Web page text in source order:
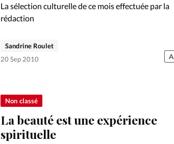
La sélection culturelle de ce mois effectuée par la
rédaction
Sandrine Roulet
20 Sep 2010
Non classé
La beauté est une expérience
spirituelle